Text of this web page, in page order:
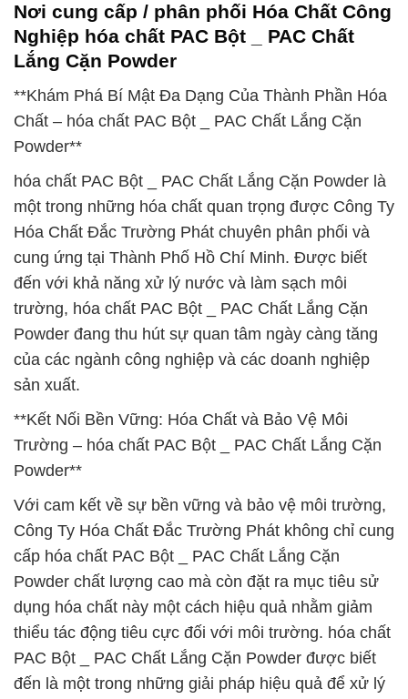
Nơi cung cấp / phân phối Hóa Chất Công
Nghiệp hóa chất PAC Bột _ PAC Chất
Lắng Cặn Powder
**Khám Phá Bí Mật Đa Dạng Của Thành Phần Hóa
Chất – hóa chất PAC Bột _ PAC Chất Lắng Cặn
Powder**
hóa chất PAC Bột _ PAC Chất Lắng Cặn Powder là
một trong những hóa chất quan trọng được Công Ty
Hóa Chất Đắc Trường Phát chuyên phân phối và
cung ứng tại Thành Phố Hồ Chí Minh. Được biết
đến với khả năng xử lý nước và làm sạch môi
trường, hóa chất PAC Bột _ PAC Chất Lắng Cặn
Powder đang thu hút sự quan tâm ngày càng tăng
của các ngành công nghiệp và các doanh nghiệp
sản xuất.
**Kết Nối Bền Vững: Hóa Chất và Bảo Vệ Môi
Trường – hóa chất PAC Bột _ PAC Chất Lắng Cặn
Powder**
Với cam kết về sự bền vững và bảo vệ môi trường,
Công Ty Hóa Chất Đắc Trường Phát không chỉ cung
cấp hóa chất PAC Bột _ PAC Chất Lắng Cặn
Powder chất lượng cao mà còn đặt ra mục tiêu sử
dụng hóa chất này một cách hiệu quả nhằm giảm
thiểu tác động tiêu cực đối với môi trường. hóa chất
PAC Bột _ PAC Chất Lắng Cặn Powder được biết
đến là một trong những giải pháp hiệu quả để xử lý